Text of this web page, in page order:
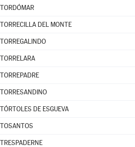
TORDÓMAR
TORRECILLA DEL MONTE
TORREGALINDO
TORRELARA
TORREPADRE
TORRESANDINO
TÓRTOLES DE ESGUEVA
TOSANTOS
TRESPADERNE